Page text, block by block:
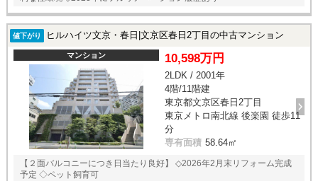
値下がり ヒルハイツ文京・春日|文京区春日2丁目の中古マンション
マンション 10,598万円
2LDK / 2001年
4階/11階建
東京都文京区春日2丁目
東京メトロ南北線 後楽園 徒歩11
分
専有面積 58.64㎡
【２面バルコニーにつき日当たり良好】 ◇2026年2月末リフォーム完成
予定 ◇ペット飼育可